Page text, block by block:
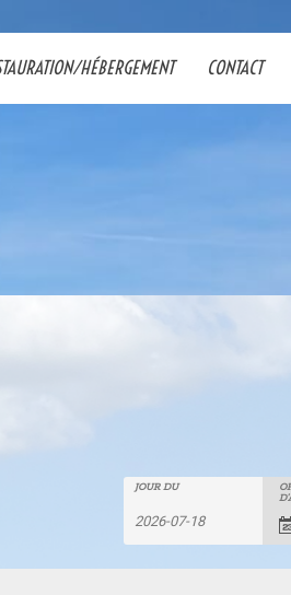
HÉBERGEMENT CONTACT
et
Rechercher
Évènements
JOUR DU
de